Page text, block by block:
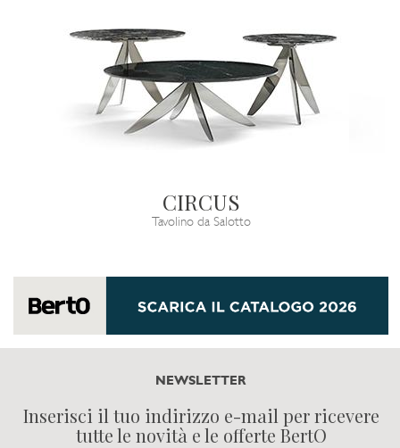
CIRCUS
Tavolino da Salotto
NEWSLETTER
Inserisci il tuo indirizzo e-mail per ricevere
tutte le novità e le offerte BertO